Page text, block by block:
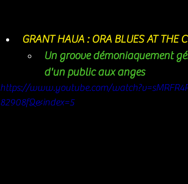
GRANT HAUA : ORA BLUES AT THE
Un groove démoniaquement
d'un public aux anges
https://www.youtube.com/
82908fQ&index=5